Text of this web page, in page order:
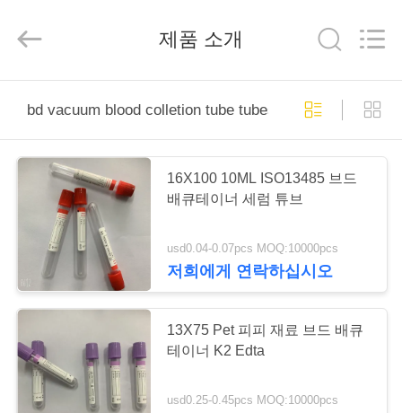
제
리
대
Hangzhou
Ciping
Co.,
제품 소개
bd vacuum blood colletion tube tubes
16X100 10ML ISO13485 브드
배큐테이너 세럼 튜브
usd0.04-0.07pcs MOQ:10000pcs
저희에게 연락하십시오
13X75 Pet 피피 재료 브드 배큐
테이너 K2 Edta
usd0.25-0.45pcs MOQ:10000pcs